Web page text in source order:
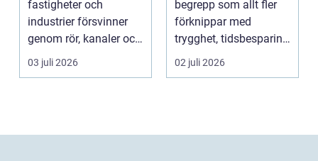
fastigheter och
industrier försvinner
genom rör, kanaler och
tekniska insta...
03 juli 2026
begrepp som allt fler
förknippar med
trygghet, tidsbesparing
oc...
02 juli 2026